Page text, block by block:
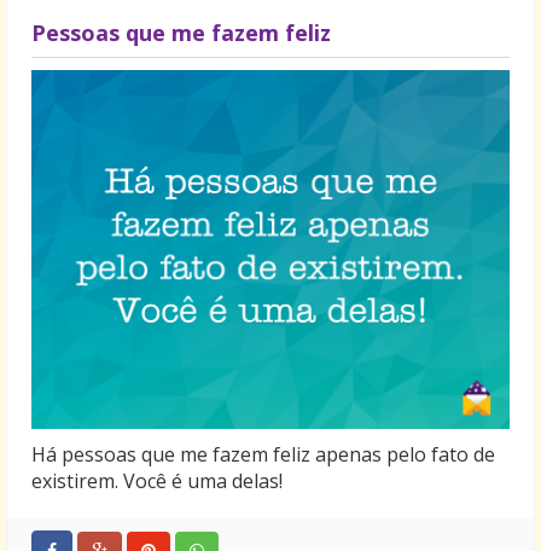
Pessoas que me fazem feliz
Há pessoas que me fazem feliz apenas pelo fato de
existirem. Você é uma delas!